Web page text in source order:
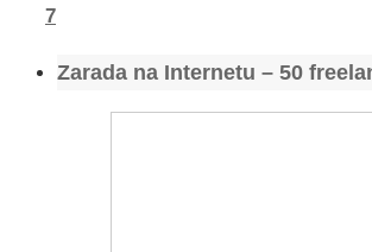
7
Zarada na Internetu – 50